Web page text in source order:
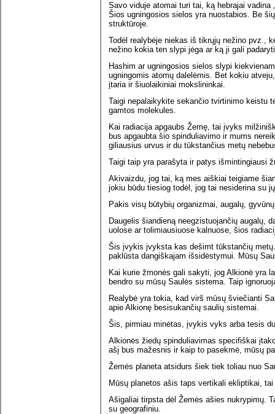
Savo viduje atomai turi tai, ką hebrajai vadina
Šios ugningosios sielos yra nuostabios. Be
struktūroje.
Todėl realybėje niekas iš tikrųjų nežino pvz.,
nežino kokia ten slypi jėga ar ką ji gali
Hashim ar ugningosios sielos slypi
ugningomis atomų dalelėmis. Bet kokiu
įtaria ir šiuolaikiniai mokslininkai.
Taigi nepalaikykite sekančio tvirtinimo keistu
gamtos molekules.
Kai radiacija apgaubs Žemę, tai įvyks
bus apgaubta šio spinduliavimo ir mums
giliausius urvus ir du tūkstančius metų
Taigi taip yra parašyta ir patys išmintingiausi
Akivaizdu, jog tai, ką mes aiškiai teigiame
jokiu būdu tiesiog todėl, jog tai nesiderina su
Pakis visų būtybių organizmai, augalų,
Daugelis šiandieną neegzistuojančių augalų,
uolose ar tolimiausiuose kalnuose, šios
Šis įvykis įvyksta kas dešimt tūkstančių
paklūsta dangiškajam išsidėstymui. Mūsų
Kai kurie žmonės gali sakyti, jog Alkionė yra
bendro su mūsų Saulės sistema. Taip
Realybė yra tokia, kad virš mūsų šviečianti
apie Alkionę besisukančių saulių sistemai.
Šis, pirmiau minėtas, įvykis vyks arba tesis
Alkionės žiedų spinduliavimas specifiškai
ašį bus mažesnis ir kaip to pasekmė, mūsų
Žemės planeta atsidurs šiek tiek toliau nuo
Mūsų planetos ašis taps vertikali ekliptikai,
Ašigaliai tirpsta dėl Žemės ašies nukrypimų.
su geografiniu.